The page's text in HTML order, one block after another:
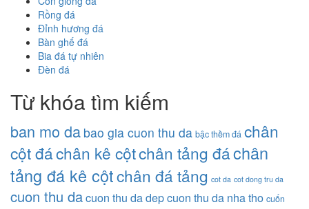
Rồng đá
Đỉnh hương đá
Bàn ghế đá
Bia đá tự nhiên
Đèn đá
Từ khóa tìm kiếm
ban mo da bao gia cuon thu da bậc thềm đá chân
cột đáchân kê cộtchân tảng đáchân
tảng đá kê cộtchân đá tảng cot da cot dong tru da
cuon thu dacuon thu da depcuon thu da nha tho cuốn